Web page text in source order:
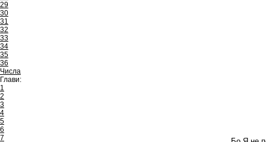
29
30
31
32
33
34
35
36
Числа
Глави:
1
2
3
4
5
6
7